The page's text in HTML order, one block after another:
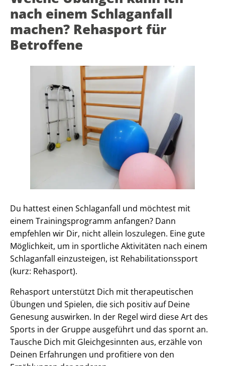
nach einem Schlaganfall
machen? Rehasport für
Betroffene
Du hattest einen Schlaganfall und möchtest mit
einem Trainingsprogramm anfangen? Dann
empfehlen wir Dir, nicht allein loszulegen. Eine gute
Möglichkeit, um in sportliche Aktivitäten nach einem
Schlaganfall einzusteigen, ist Rehabilitationssport
(kurz: Rehasport).
Rehasport unterstützt Dich mit therapeutischen
Übungen und Spielen, die sich positiv auf Deine
Genesung auswirken. In der Regel wird diese Art des
Sports in der Gruppe ausgeführt und das spornt an.
Tausche Dich mit Gleichgesinnten aus, erzähle von
Deinen Erfahrungen und profitiere von den